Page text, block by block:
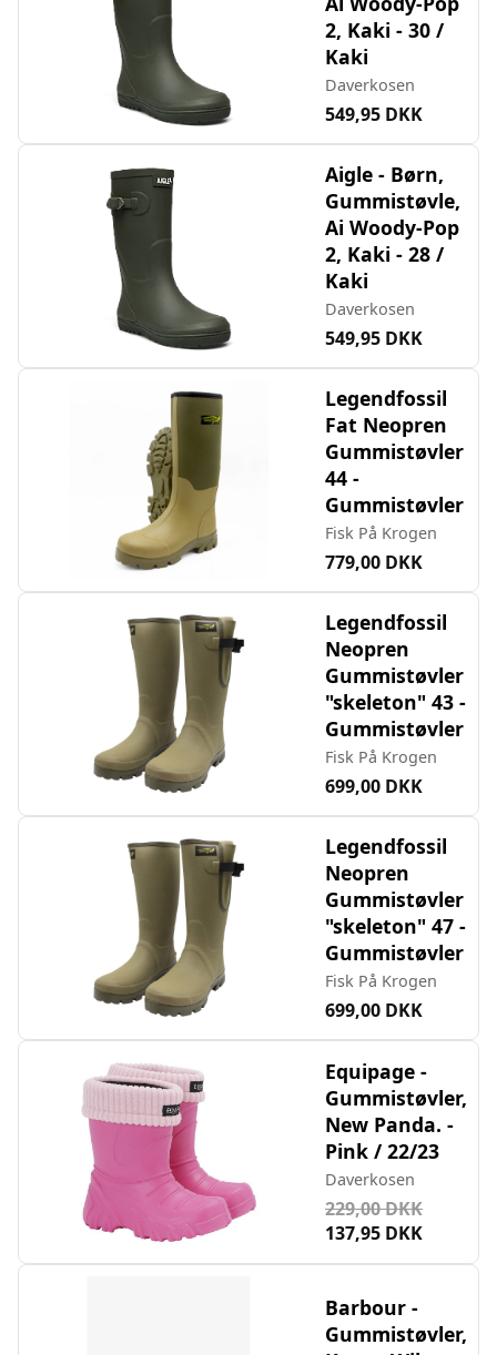
2, Kaki - 30 /
Kaki
Daverkosen
549,95 DKK
Aigle - Børn,
Gummistøvle,
Ai Woody-Pop
2, Kaki - 28 /
Kaki
Daverkosen
549,95 DKK
Legendfossil
Fat Neopren
Gummistøvler
44 -
Gummistøvler
Fisk På Krogen
779,00 DKK
Legendfossil
Neopren
Gummistøvler
"skeleton" 43 -
Gummistøvler
Fisk På Krogen
699,00 DKK
Legendfossil
Neopren
Gummistøvler
"skeleton" 47 -
Gummistøvler
Fisk På Krogen
699,00 DKK
Equipage -
Gummistøvler,
New Panda. -
Pink / 22/23
Daverkosen
229,00 DKK
137,95 DKK
Barbour -
Gummistøvler,